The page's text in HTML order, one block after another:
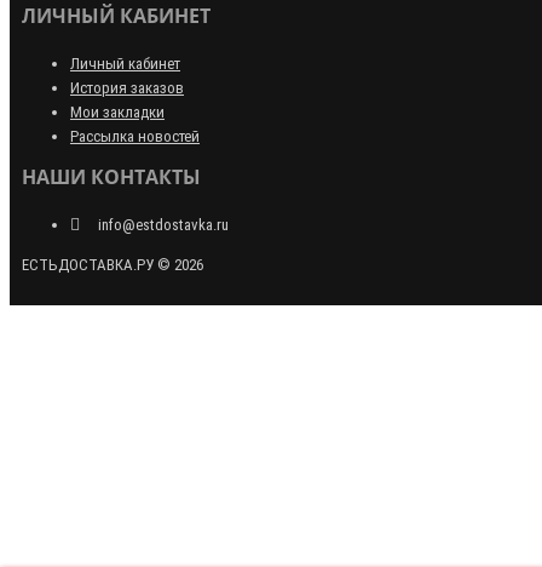
ЛИЧНЫЙ КАБИНЕТ
Личный кабинет
История заказов
Мои закладки
Рассылка новостей
НАШИ КОНТАКТЫ
info@estdostavka.ru
ЕСТЬДОСТАВКА.РУ © 2026